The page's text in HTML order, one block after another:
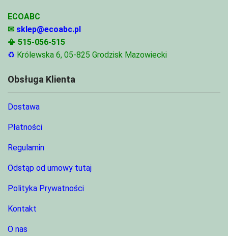
ECOABC
✉ sklep@ecoabc.pl
📳 515-056-515
♻ Królewska 6, 05-825 Grodzisk Mazowiecki
Obsługa Klienta
Dostawa
Płatności
Regulamin
Odstąp od umowy tutaj
Polityka Prywatności
Kontakt
O nas